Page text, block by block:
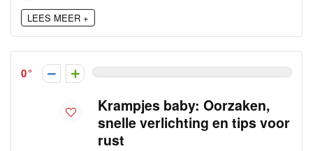
LEES MEER +
0
Krampjes baby: Oorzaken,
snelle verlichting en tips voor
rust